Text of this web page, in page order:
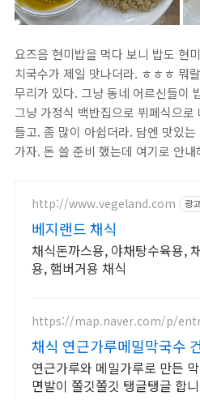
요즈음 현미밥을 먹다 보니 밥도 현
치국수가 제일 맛나더라. ㅎㅎㅎ 뭐
무리가 있다. 그냥 동네 어르신들이
그냥 가정식 백반집으로 뷔페식으로
들고. 좀 많이 아쉽더라. 담엔 맛있
가자. 돈 쓸 준비 했는데 여기로 안내
http://www.vegeland.com 광고
베지랜드 채식
채식돈까스용, 야채탕수육용,
용, 햄버거용 채식
https://map.naver.com/p/
채식 연근가루메밀막국수
좋은 연근가루 막국수
연근가루와 메밀가루로 만든
면발이 쫄깃쫄깃 탱글탱글 합